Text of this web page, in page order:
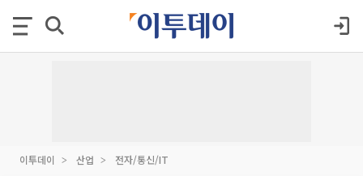
이투데이 산업 전자/통신/IT